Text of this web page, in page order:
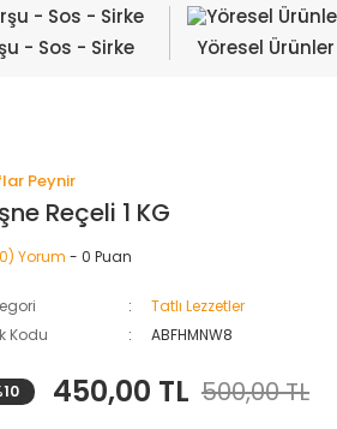
- Sos - Sirke Yöresel Ürünler
Peynir
Reçeli 1 KG
Yorum - 0 Puan
Tatlı Lezzetler
Kodu
ABFHMNW8
450,00 TL 500,00 TL